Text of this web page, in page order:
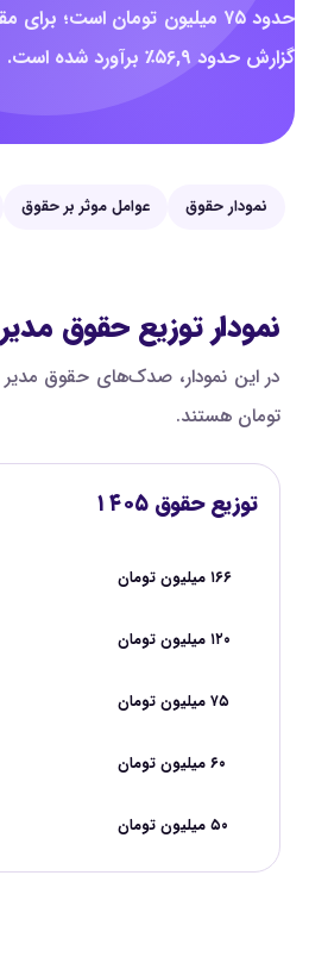
گزارش حدود ۵۶,۹٪ برآورد شده است.
نمودار حقوق عوامل موثر بر حقوق
نمودار توزیع حقوق
تومان هستند.
توزیع حقوق ۱۴۰۵
۱۶۶ میلیون تومان
۱۲۰ میلیون تومان
۷۵ میلیون تومان
۶۰ میلیون تومان
۵۰ میلیون تومان